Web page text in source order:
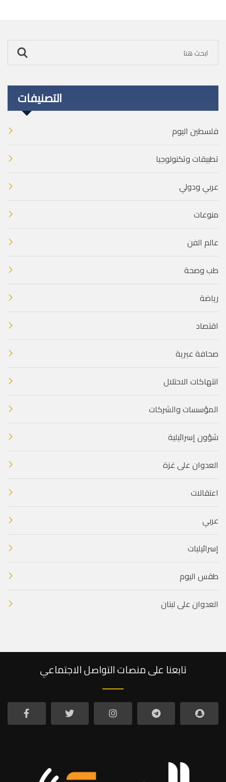
التصنيفات
فلسطين اليوم
تطبيقات وتكنولوجيا
عربي ودولي
منوعات
عالم الفن
طب وصحة
رياضة
اقتصاد
صحافة عبرية
انتهاكات الاحتلال
المؤسسات والشركات
شؤون إسرائيلية
العدوان على غزة
اعتقالات
عربي
إسرائيليات
طقس اليوم
العدوان على لبنان
تابعنا على منصات التواصل الاجتماعي